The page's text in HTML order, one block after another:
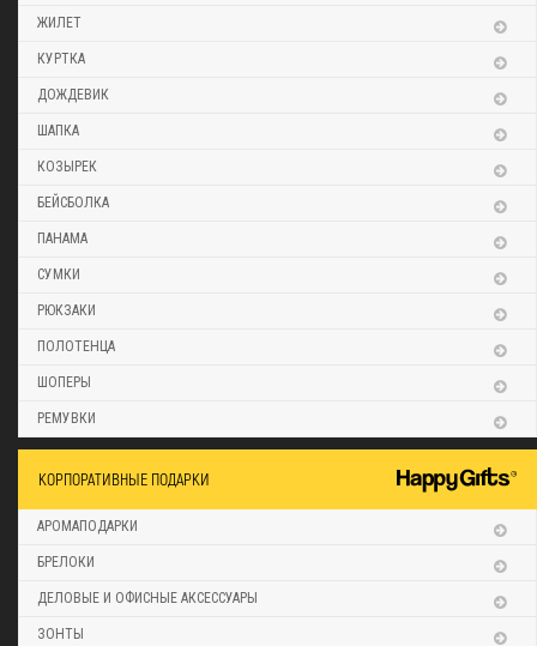
ЖИЛЕТ
КУРТКА
ДОЖДЕВИК
ШАПКА
КОЗЫРЕК
БЕЙСБОЛКА
ПАНАМА
СУМКИ
РЮКЗАКИ
ПОЛОТЕНЦА
ШОПЕРЫ
РЕМУВКИ
КОРПОРАТИВНЫЕ ПОДАРКИ
АРОМАПОДАРКИ
БРЕЛОКИ
ДЕЛОВЫЕ И ОФИСНЫЕ АКСЕССУАРЫ
ЗОНТЫ